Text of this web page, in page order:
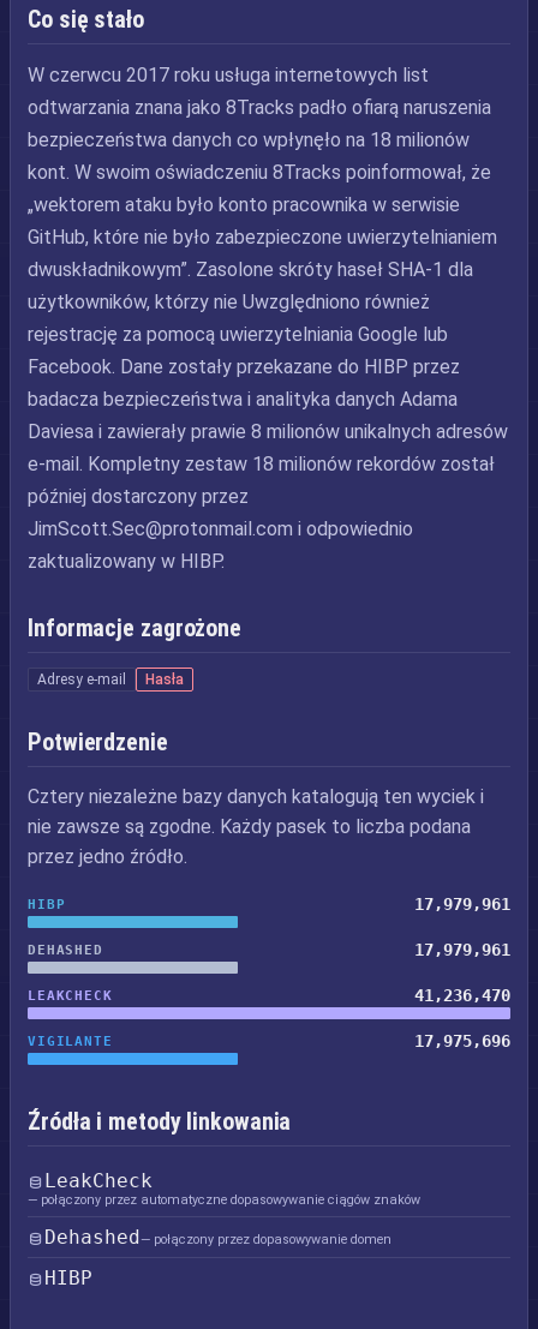
Co się stało
W czerwcu 2017 roku usługa internetowych list
odtwarzania znana jako 8Tracks padło ofiarą naruszenia
bezpieczeństwa danych co wpłynęło na 18 milionów
kont. W swoim oświadczeniu 8Tracks poinformował, że
„wektorem ataku było konto pracownika w serwisie
GitHub, które nie było zabezpieczone uwierzytelnianiem
dwuskładnikowym”. Zasolone skróty haseł SHA-1 dla
użytkowników, którzy nie Uwzględniono również
rejestrację za pomocą uwierzytelniania Google lub
Facebook. Dane zostały przekazane do HIBP przez
badacza bezpieczeństwa i analityka danych Adama
Daviesa i zawierały prawie 8 milionów unikalnych adresów
e-mail. Kompletny zestaw 18 milionów rekordów został
później dostarczony przez
JimScott.Sec@protonmail.com i odpowiednio
zaktualizowany w HIBP.
Informacje zagrożone
Adresy e-mail Hasła
Potwierdzenie
Cztery niezależne bazy danych katalogują ten wyciek i
nie zawsze są zgodne. Każdy pasek to liczba podana
przez jedno źródło.
HIBP 17,979,961
DEHASHED 17,979,961
LEAKCHECK 41,236,470
VIGILANTE 17,975,696
Źródła i metody linkowania
LeakCheck
— połączony przez automatyczne dopasowywanie ciągów znaków
Dehashed— połączony przez dopasowywanie domen
HIBP